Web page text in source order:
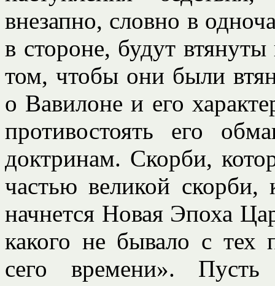
внезапно, словно в
в стороне, будут
том, чтобы они были
о Вавилоне и его
противостоять его
доктринам. Скорби,
частью великой скорби,
начнется Новая Эпоха
какого не бывало с
сего времени».